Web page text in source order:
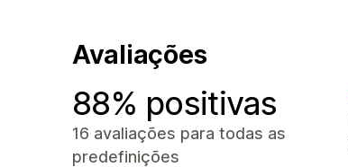
Avaliações
88% positivas
16 avaliações para todas as
predefinições